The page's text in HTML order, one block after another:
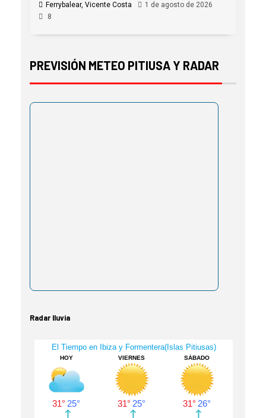
Ferrybalear, Vicente Costa
1 de agosto de 2026
8
PREVISIÓN METEO PITIUSA Y RADAR
Radar lluvia